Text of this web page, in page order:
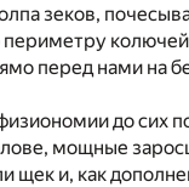
зеков,
перед нами на
до сих
мощные
и, как